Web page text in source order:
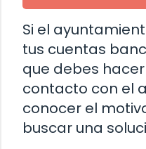
Si el
tus cuentas
que debes
contacto con el
conocer el
buscar una